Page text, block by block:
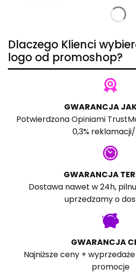
Dlaczego Klienci
logo od promoshop?
GWARANCJA
PotwierdzonaOpiniami
0,3%
GWARANCJA
Dostawa nawet w 24h,
uprzedzamy o
GWARANCJA
Najniższe ceny +
promocje